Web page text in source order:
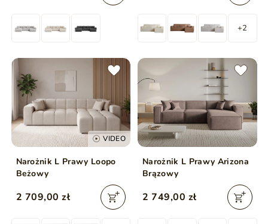
+2
VIDEO
Narożnik L Prawy Loopo
Beżowy
2 709,00 zł
Narożnik L Prawy Arizona
Brązowy
2 749,00 zł